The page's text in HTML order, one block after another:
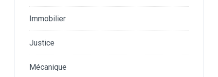
Immobilier
Justice
Mécanique